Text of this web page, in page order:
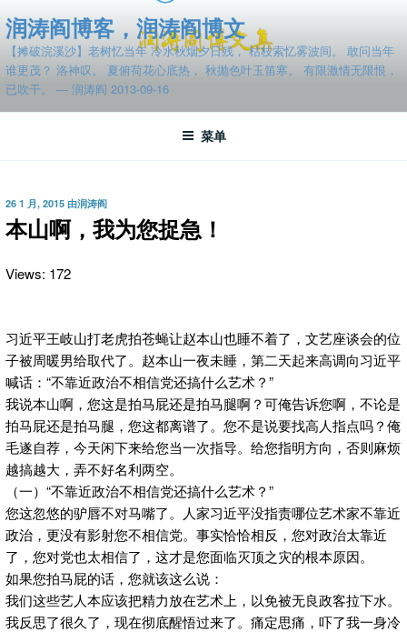
至
容
润涛阎博客，润涛阎博文
【摊破浣溪沙】老树忆当年 冷水秋烟夕日残， 枯枝索忆雾波间。 敢问当年
谁更茂？ 洛神叹。 夏俯荷花心底热， 秋抛色叶玉笛寒。 有限激情无限恨，
已吹干。 — 润涛阎 2013-09-16
菜单
发
于
26 1 月, 2015 由润涛阎
本山啊，我为您捉急！
Views: 172
习近平王岐山打老虎拍苍蝇让赵本山也睡不着了，文艺座谈会的位
子被周暖男给取代了。赵本山一夜未睡，第二天起来高调向习近平
喊话：“不靠近政治不相信党还搞什么艺术？”
我说本山啊，您这是拍马屁还是拍马腿啊？可俺告诉您啊，不论是
拍马屁还是拍马腿，您这都离谱了。您不是说要找高人指点吗？俺
毛遂自荐，今天闲下来给您当一次指导。给您指明方向，否则麻烦
越搞越大，弄不好名利两空。
（一）“不靠近政治不相信党还搞什么艺术？”
您这忽悠的驴唇不对马嘴了。人家习近平没指责哪位艺术家不靠近
政治，更没有影射您不相信党。事实恰恰相反，您对政治太靠近
了，您对党也太相信了，这才是您面临灭顶之灾的根本原因。
如果您拍马屁的话，您就该这么说：
我们这些艺人本应该把精力放在艺术上，以免被无良政客拉下水。
我反思了很久了，现在彻底醒悟过来了。痛定思痛，吓了我一身冷